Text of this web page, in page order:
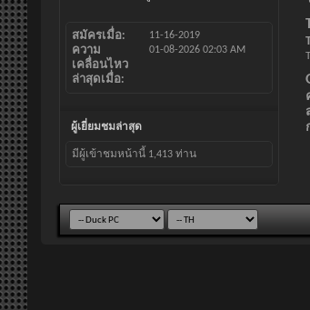
สมัครเมื่อ 11-16-2019
ความ
เคลื่อนไหว
ล่าสุดเมื่อ
01-08-2026 02:03 AM
ผู้เยี่ยมชมล่าสุด
มีผู้เข้าชมหน้านี้ 1,413 ท่าน